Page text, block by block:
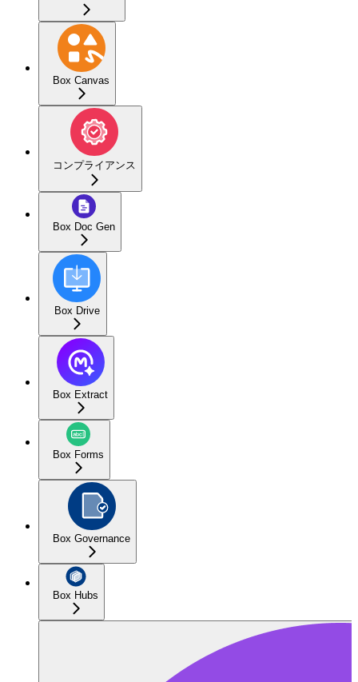
Box Canvas
コンプライアンス
Box Doc Gen
Box Drive
Box Extract
Box Forms
Box Governance
Box Hubs